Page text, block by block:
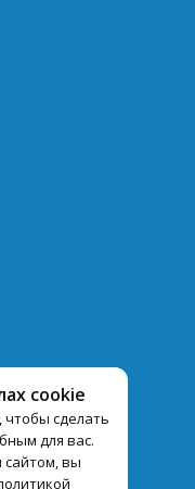
cookie
сделать
для вас.
сайтом, вы